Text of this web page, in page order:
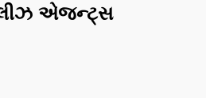
એજન્ટ્સ